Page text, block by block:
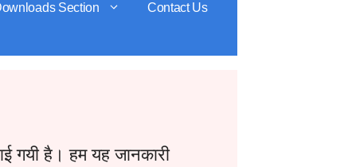
Section Contact Us
गयी है। हम यह जानकारी